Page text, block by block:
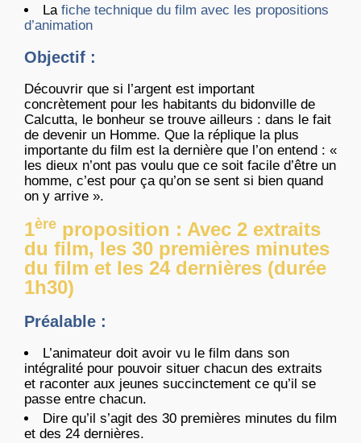
La fiche technique du film avec les propositions
d’animation
Objectif :
Découvrir que si l’argent est important
concrètement pour les habitants du bidonville de
Calcutta, le bonheur se trouve ailleurs : dans le fait
de devenir un Homme. Que la réplique la plus
importante du film est la dernière que l’on entend : «
les dieux n’ont pas voulu que ce soit facile d’être un
homme, c’est pour ça qu’on se sent si bien quand
on y arrive ».
1ère proposition : Avec 2 extraits
du film, les 30 premières minutes
du film et les 24 dernières (durée
1h30)
Préalable :
L’animateur doit avoir vu le film dans son
intégralité pour pouvoir situer chacun des extraits
et raconter aux jeunes succinctement ce qu’il se
passe entre chacun.
Dire qu’il s’agit des 30 premières minutes du film
et des 24 dernières.